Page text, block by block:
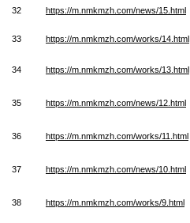
32 https://m.nmkmzh.com/news/15.html
33 https://m.nmkmzh.com/works/14.html
34 https://m.nmkmzh.com/works/13.html
35 https://m.nmkmzh.com/news/12.html
36 https://m.nmkmzh.com/works/11.html
37 https://m.nmkmzh.com/news/10.html
38 https://m.nmkmzh.com/works/9.html